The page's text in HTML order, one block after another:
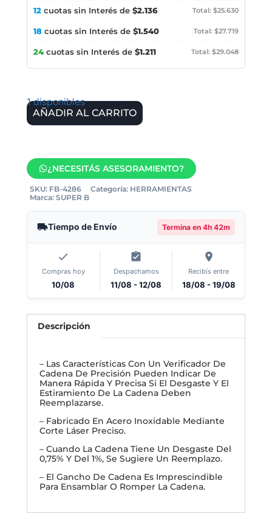
12 cuotas sin Interés de $2.136 Total: $25.630
18 cuotas sin Interés de $1.540 Total: $27.719
24 cuotas sin Interés de $1.211 Total: $29.048
1 disponibles
AÑADIR AL CARRITO
¿NECESITÁS ASESORAMIENTO?
SKU: FB-4286 Categoría: HERRAMIENTAS
Marca: SUPER B
Tiempo de Envío Termina en 4h 42m
Compras hoy
10/08
Despachamos
11/08 - 12/08
Recibís entre
18/08 - 19/08
Descripción
– Las Características Con Un Verificador De
Cadena De Precisión Pueden Indicar De
Manera Rápida Y Precisa Si El Desgaste Y El
Estiramiento De La Cadena Deben
Reemplazarse.
– Fabricado En Acero Inoxidable Mediante
Corte Láser Preciso.
– Cuando La Cadena Tiene Un Desgaste Del
0,75% Y Del 1%, Se Sugiere Un Reemplazo.
– El Gancho De Cadena Es Imprescindible
Para Ensamblar O Romper La Cadena.